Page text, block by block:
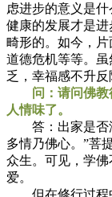
虑进步的意义是
健康的发展才是
畸形的。如今，片
道德危机等等。
乏，幸福感不升反
问：请问佛
人情味了。
答：出家是否没
多情乃佛心。”菩
众生。可见，学
爱。